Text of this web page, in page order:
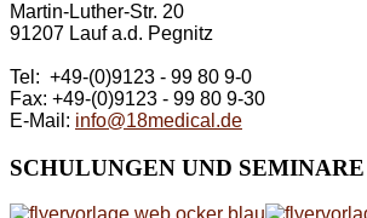
Martin-Luther-Str. 20
91207 Lauf a.d. Pegnitz
Tel: +49-(0)9123 - 99 80 9-0
Fax: +49-(0)9123 - 99 80 9-30
E-Mail: info@18medical.de
SCHULUNGEN UND SEMINARE